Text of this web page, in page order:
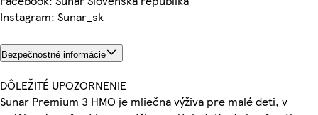
Instagram: Sunar_sk
Bezpečnostné informácie
DÔLEŽITÉ UPOZORNENIE
Sunar Premium 3 HMO je mliečna výživa pre malé deti, v